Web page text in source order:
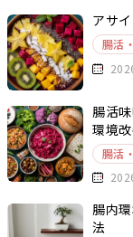
アサ
腸活
腸活
環境
腸活
腸内
法